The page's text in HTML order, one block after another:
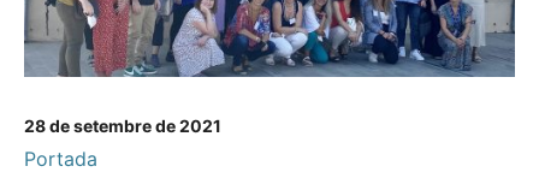
28 de setembre de 2021
Portada